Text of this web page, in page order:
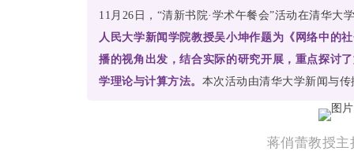
11月26日，“清新书院·学术午餐会”活动在清华大
人民大学新闻学院教授吴小坤作题为《网络中的
播的视角出发，结合实际的研究开展，重点探讨
学理论与计算方法。 本次活动由清华大学新闻与
蒋俏蕾教授主